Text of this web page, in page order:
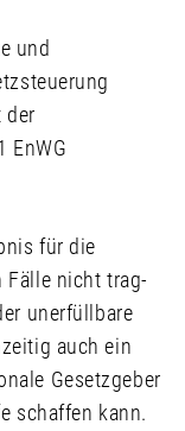
und
der
EnWG
für die
Fälle nicht trag-
unerfüllbare
auch ein
Gesetzgeber
schaffen kann.